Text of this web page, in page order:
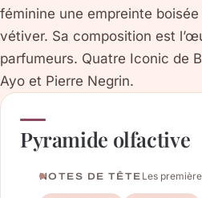
féminine une empreinte
vétiver. Sa composition est
parfumeurs. Quatre Iconic de
Ayo et Pierre Negrin.
Pyramide olfactive
NOTES DE TÊTE Les